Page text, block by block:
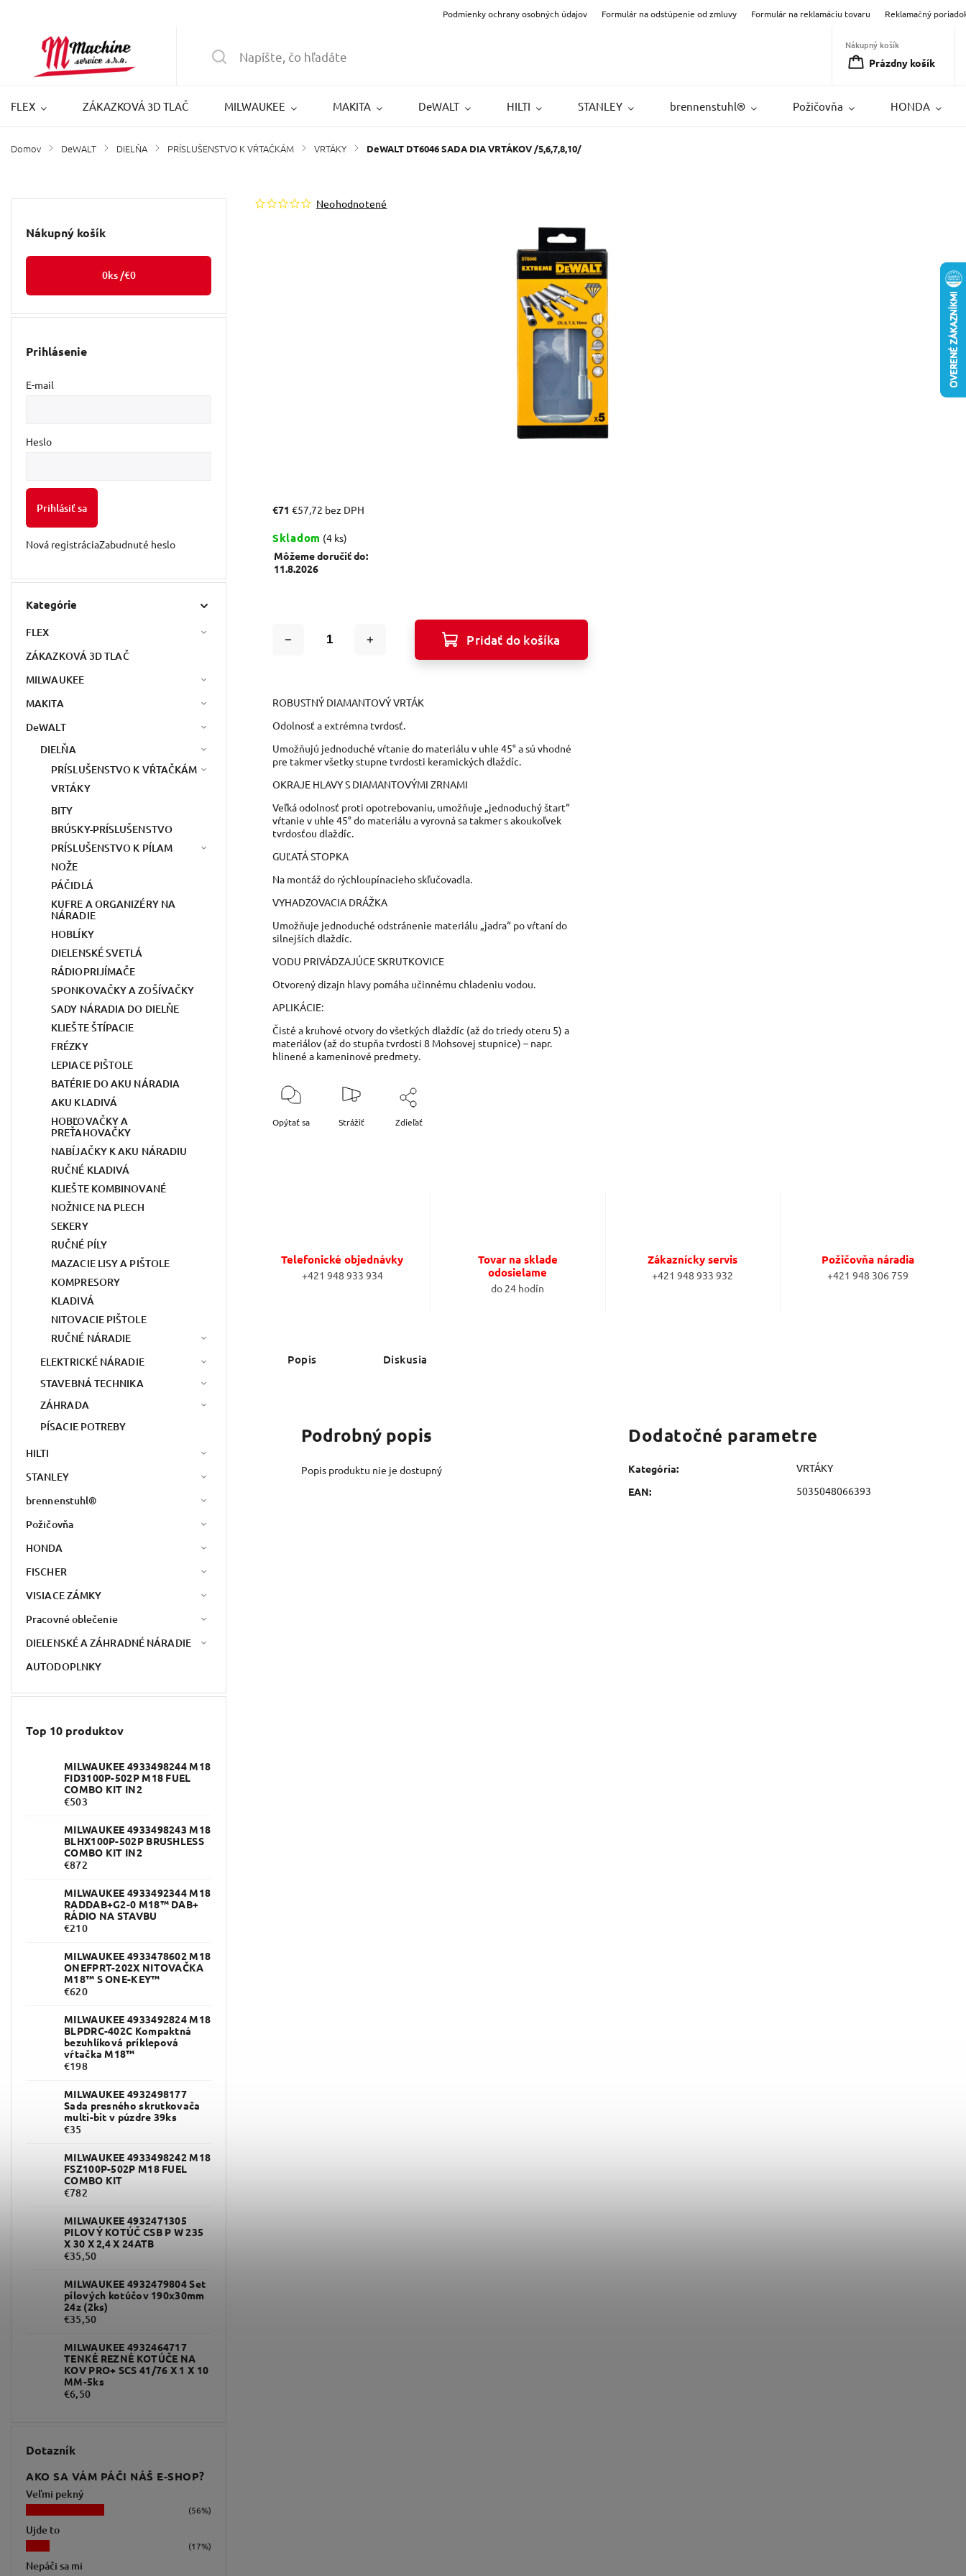
Podmienky ochrany osobných údajov Formulár na odstúpenie od zmluvy Formulár na reklamáciu tovaru Reklamačný
Nákupný košík
Prázdny košík
FLEX ZÁKAZKOVÁ 3D TLAČ MILWAUKEE MAKITA DeWALT HILTI STANLEY brennenstuhl® Požičovňa HONDA
Domov / DeWALT / DIELŇA / PRÍSLUŠENSTVO K VŔTAČKÁM / VRTÁKY / DeWALT DT6046 SADA DIA VRTÁKOV /5,6,7,8,10/
Nákupný košík
0ks /€0
Prihlásenie
E-mail
Heslo
Prihlásiť sa
Nová registráciaZabudnuté heslo
Kategórie
FLEX
ZÁKAZKOVÁ 3D TLAČ
MILWAUKEE
MAKITA
DeWALT
DIELŇA
PRÍSLUŠENSTVO K VŔTAČKÁM
VRTÁKY
BITY
BRÚSKY-PRÍSLUŠENSTVO
PRÍSLUŠENSTVO K PÍLAM
NOŽE
PÁČIDLÁ
KUFRE A ORGANIZÉRY NA
NÁRADIE
HOBLÍKY
DIELENSKÉ SVETLÁ
RÁDIOPRIJÍMAČE
SPONKOVAČKY A ZOŠÍVAČKY
SADY NÁRADIA DO DIELŇE
KLIEŠTE ŠTÍPACIE
FRÉZKY
LEPIACE PIŠTOLE
BATÉRIE DO AKU NÁRADIA
AKU KLADIVÁ
HOBĽOVAČKY A
PREŤAHOVAČKY
NABÍJAČKY K AKU NÁRADIU
RUČNÉ KLADIVÁ
KLIEŠTE KOMBINOVANÉ
NOŽNICE NA PLECH
SEKERY
RUČNÉ PÍLY
MAZACIE LISY A PIŠTOLE
KOMPRESORY
KLADIVÁ
NITOVACIE PIŠTOLE
RUČNÉ NÁRADIE
ELEKTRICKÉ NÁRADIE
STAVEBNÁ TECHNIKA
ZÁHRADA
PÍSACIE POTREBY
HILTI
STANLEY
brennenstuhl®
Požičovňa
HONDA
FISCHER
VISIACE ZÁMKY
Pracovné oblečenie
DIELENSKÉ A ZÁHRADNÉ NÁRADIE
AUTODOPLNKY
Top 10 produktov
MILWAUKEE 4933498244 M18
FID3100P-502P M18 FUEL
COMBO KIT IN2
€503
MILWAUKEE 4933498243 M18
BLHX100P-502P BRUSHLESS
COMBO KIT IN2
€872
MILWAUKEE 4933492344 M18
RADDAB+G2-0 M18™ DAB+
RÁDIO NA STAVBU
€210
MILWAUKEE 4933478602 M18
ONEFPRT-202X NITOVAČKA
M18™ S ONE-KEY™
€620
MILWAUKEE 4933492824 M18
BLPDRC-402C Kompaktná
bezuhlíková príklepová
vŕtačka M18™
€198
MILWAUKEE 4932498177
Sada presného skrutkovača
multi-bit v púzdre 39ks
€35
MILWAUKEE 4933498242 M18
FSZ100P-502P M18 FUEL
COMBO KIT
€782
MILWAUKEE 4932471305
PILOVÝ KOTÚČ CSB P W 235
X 30 X 2,4 X 24ATB
€35,50
MILWAUKEE 4932479804 Set
pílových kotúčov 190x30mm
24z (2ks)
€35,50
MILWAUKEE 4932464717
TENKÉ REZNÉ KOTÚČE NA
KOV PRO+ SCS 41/76 X 1 X 10
MM-5ks
€6,50
Dotazník
AKO SA VÁM PÁČI NÁŠ E-SHOP?
Veľmi pekný
(56%)
Ujde to
(17%)
Nepáči sa mi
Neohodnotené
€71 €57,72 bez DPH
Skladom (4 ks)
Môžeme doručiť do:
11.8.2026
Pridať do košíka
ROBUSTNÝ DIAMANTOVÝ VRTÁK
Odolnosť a extrémna tvrdosť.
Umožňujú jednoduché vŕtanie do materiálu v uhle 45° a sú vhodné
pre takmer všetky stupne tvrdosti keramických dlaždíc.
OKRAJE HLAVY S DIAMANTOVÝMI ZRNAMI
Veľká odolnosť proti opotrebovaniu, umožňuje „jednoduchý štart“
vŕtanie v uhle 45° do materiálu a vyrovná sa takmer s akoukoľvek
tvrdosťou dlaždíc.
GUĽATÁ STOPKA
Na montáž do rýchloupínacieho skľučovadla.
VYHADZOVACIA DRÁŽKA
Umožňuje jednoduché odstránenie materiálu „jadra“ po vŕtaní do
silnejších dlaždíc.
VODU PRIVÁDZAJÚCE SKRUTKOVICE
Otvorený dizajn hlavy pomáha učinnému chladeniu vodou.
APLIKÁCIE:
Čisté a kruhové otvory do všetkých dlaždíc (až do triedy oteru 5) a
materiálov (až do stupňa tvrdosti 8 Mohsovej stupnice) – napr.
hlinené a kameninové predmety.
Opýtať sa Strážiť Zdieľať
Telefonické objednávky
+421 948 933 934
Tovar na sklade
odosielame
do 24 hodín
Zákaznícky servis
+421 948 933 932
Požičovňa náradia
+421 948 306 759
Popis Diskusia
Podrobný popis
Popis produktu nie je dostupný
Dodatočné parametre
Kategória:
VRTÁKY
EAN: 5035048066393